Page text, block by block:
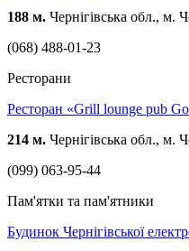
188 м. Чернігівська обл., м.
(068) 488-01-23
Ресторани
Ресторан «Grill lounge pub
214 м. Чернігівська обл., м.
(099) 063-95-44
Пам'ятки та пам'ятники
Будинок Чернігівської